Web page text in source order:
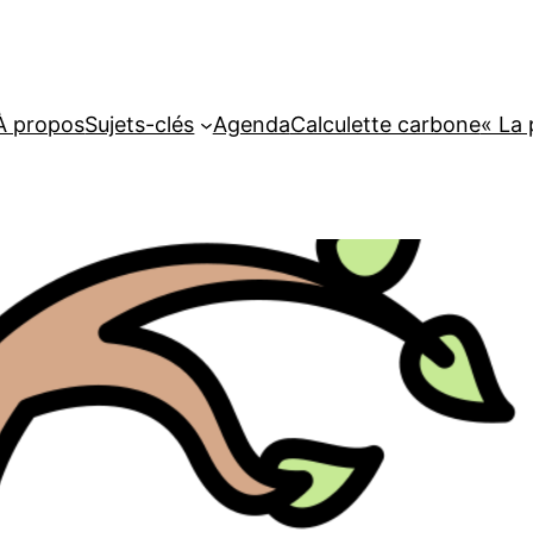
proposSujets-clés AgendaCalculette carbone« La